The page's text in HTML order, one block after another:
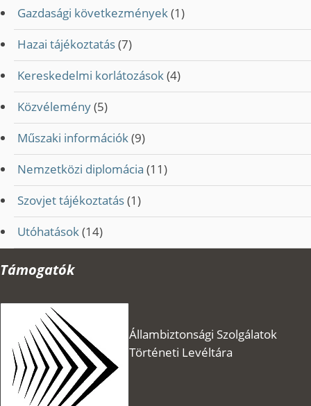
Gazdasági következmények(1)
Hazai tájékoztatás(7)
Kereskedelmi korlátozások(4)
Közvélemény(5)
Műszaki információk(9)
Nemzetközi diplomácia (11)
Szovjet tájékoztatás(1)
Utóhatások(14)
Támogatók
Állambiztonsági Szolgálatok
Történeti Levéltára